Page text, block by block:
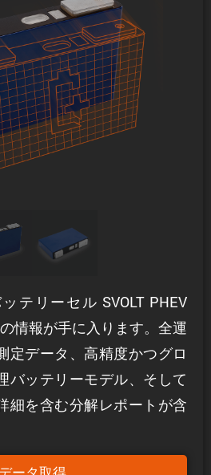
テリーセル SVOLT PHEV
情報が手に入ります。全運
定データ、高精度かつグロ
バッテリーモデル、そして
細を含む分解レポートが含